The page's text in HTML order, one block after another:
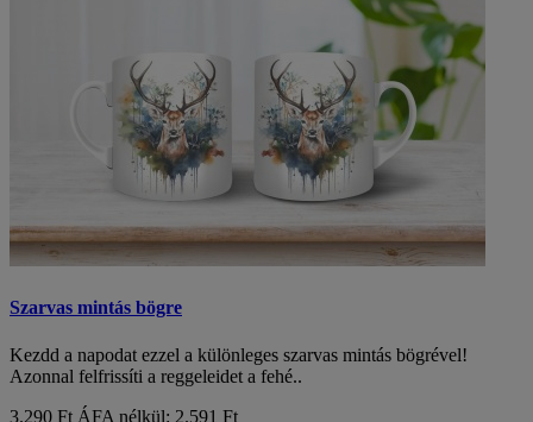
Szarvas mintás bögre
Kezdd a napodat ezzel a különleges szarvas mintás bögrével!
Azonnal felfrissíti a reggeleidet a fehé..
3.290 Ft ÁFA nélkül: 2.591 Ft